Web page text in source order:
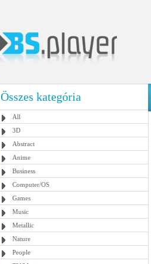
Összes kategória
All
3D
Abstract
Anime
Business
Computer/OS
Games
Music
Metallic
Nature
People